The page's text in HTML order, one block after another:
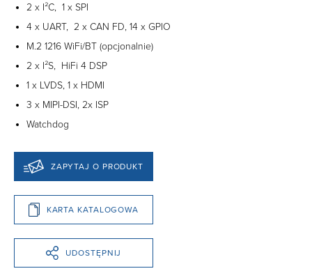
2 x I²C, 1 x SPI
4 x UART, 2 x CAN FD, 14 x GPIO
M.2 1216 WiFi/BT (opcjonalnie)
2 x I²S, HiFi 4 DSP
1 x LVDS, 1 x HDMI
3 x MIPI-DSI, 2x ISP
Watchdog
ZAPYTAJ O PRODUKT
KARTA KATALOGOWA
UDOSTĘPNIJ